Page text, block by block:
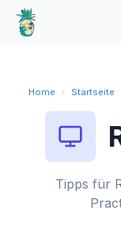
Home › Startseite
Tipps für